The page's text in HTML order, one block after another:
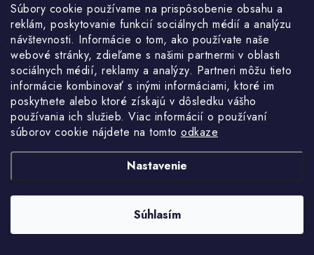
Súbory cookie používame na prispôsobenie obsahu a
reklám, poskytovanie funkcií sociálnych médií a analýzu
návštevnosti. Informácie o tom, ako používate naše
webové stránky, zdieľame s našimi partnermi v oblasti
sociálnych médií, reklamy a analýzy. Partneri môžu tieto
informácie kombinovať s inými informáciami, ktoré im
poskytnete alebo ktoré získajú v dôsledku vášho
používania ich služieb. Viac informácií o používaní
súborov cookie nájdete na tomto odkaze
Nastavenie
Súhlasím
22 %
Akcia